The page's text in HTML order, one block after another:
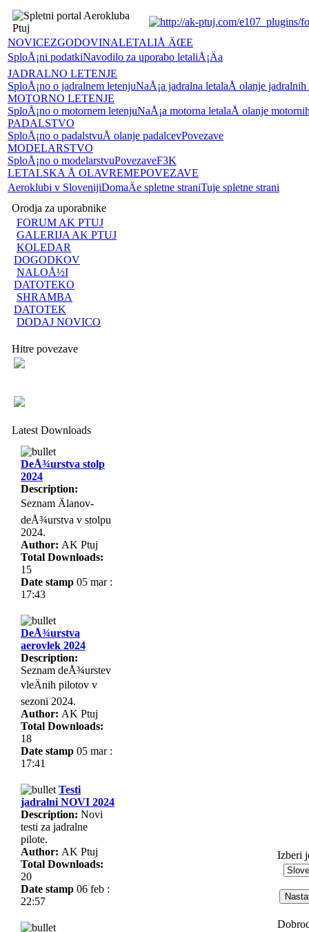
NOVICEZGODOVINALETALIÅ ÄŒE
SploÅ¡ni podatkiNavodilo za uporabo letaliÅ¡Äa
JADRALNO LETENJE
SploÅ¡no o jadralnem letenjuNaÅ¡a jadralna letalaÅ olanje
MOTORNO LETENJE
SploÅ¡no o motornem letenjuNaÅ¡a motorna letalaÅ olanje
PADALSTVO
SploÅ¡no o padalstvuÅ olanje padalcevPovezave
MODELARSTVO
SploÅ¡no o modelarstvuPovezaveF3K
LETALSKA Å OLAVREMEPOVEZAVE
Aeroklubi v SlovenijiDomaÄe spletne straniTuje spletne strani
Orodja za uporabnike
FORUM AK PTUJ
GALERIJA AK PTUJ
KOLEDAR
DOGODKOV
NALOÅ½I
DATOTEKO
SHRAMBA
DATOTEK
DODAJ NOVICO
Hitre povezave
Latest Downloads
DeÅ¾urstva stolp
2024
Description:
Seznam Älanov-
deÅ¾urstva v stolpu
2024.
Author: AK Ptuj
Total Downloads:
15
Date stamp 05 mar :
17:43
DeÅ¾urstva
aerovlek 2024
Description:
Seznam deÅ¾urstev
vleÄnih pilotov v
sezoni 2024.
Author: AK Ptuj
Total Downloads:
18
Date stamp 05 mar :
17:41
Testi
jadralni NOVI 2024
Description: Novi
testi za jadralne
pilote.
Author: AK Ptuj
Total Downloads:
20
Date stamp 06 feb :
22:57
Izberi